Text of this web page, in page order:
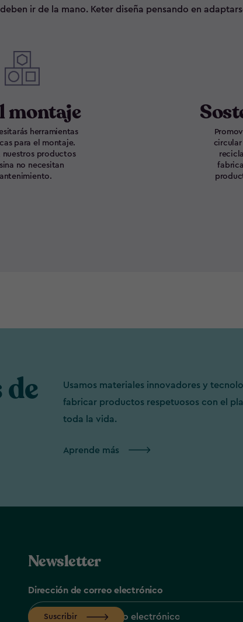
ir de la mano. Keter diseña pensando en
montaje
herramientas
para el montaje.
nuestros productos
no necesitan
circular
Usamos materiales innovadores y
fabricar productos respetuosos con el
toda la vida.
Aprende más
Newsletter
Dirección de correo electrónico
Suscribir